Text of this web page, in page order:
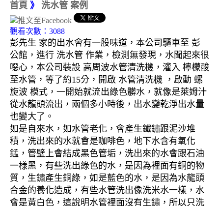
首頁 》 洗水管 案例
觀看次數：3088
彭先生 家的出水會有一股味道，本公司驅車至 彭
公館，進行 洗水管 作業，檢測無發現，水聞起來很
噁心，本公司裝設 高周波水管清洗機，灌入 檸檬酸
至水管，等了約15分，開啟 水管清洗機 ，啟動 螺
旋波 模式，一開始就流出綠色髒水，就像是萊姆汁
從水龍頭流出，兩個多小時後，出水變乾淨出水量
也變大了。
如是自來水，如水管老化，會產生鐵鏽跟泥沙堆
積，洗出來的水就會是咖啡色，地下水含有氧化
錳，管壁上會結成黑色管垢，洗出來的水會跟石油
一樣黑，有些洗出綠色的水，是因為裡面有銅的物
質，生鏽產生銅綠，如是藍色的水，是因為水龍頭
合金的養化造成，有些水管洗出像洗米水一樣，水
會是黃白色，這說明水管裡面沒有生鏽，所以只洗